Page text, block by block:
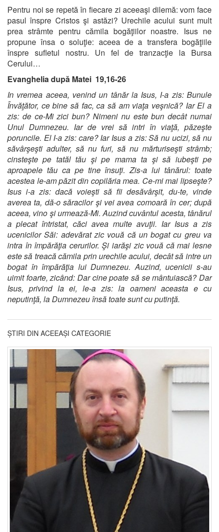
Pentru noi se repetă în fiecare zi aceeaşi dilemă: vom face
pasul înspre Cristos şi astăzi? Urechile acului sunt mult
prea strâmte pentru cămila bogăţiilor noastre. Isus ne
propune însa o soluţie: aceea de a transfera bogăţiile
înspre sufletul nostru. Un fel de tranzacţie la Bursa
Cerului…
Evanghelia după Matei 19,16-26
In vremea aceea, venind un tânăr la Isus, I-a zis: Bunule
Învăţător, ce bine să fac, ca să am viaţa veşnică? Iar El a
zis: de ce-Mi zici bun? Nimeni nu este bun decât numai
Unul Dumnezeu. Iar de vrei să intri în viaţă, păzeşte
poruncile. El I-a zis: care? Iar Isus a zis: Să nu ucizi, să nu
săvârşeşti adulter, să nu furi, să nu mărturiseşti strâmb;
cinsteşte pe tatăl tău şi pe mama ta şi să iubeşti pe
aproapele tău ca pe tine însuţi. Zis-a lui tânărul: toate
acestea le-am păzit din copilăria mea. Ce-mi mai lipseşte?
Isus i-a zis: dacă voieşti să fii desăvârşit, du-te, vinde
averea ta, dă-o săracilor şi vei avea comoară în cer; după
aceea, vino şi urmează-Mi. Auzind cuvântul acesta, tânărul
a plecat întristat, căci avea multe avuţii. Iar Isus a zis
ucenicilor Săi: adevărat zic vouă că un bogat cu greu va
intra în împărăţia cerurilor. Şi iarăşi zic vouă că mai lesne
este să treacă cămila prin urechile acului, decât să intre un
bogat în împărăţia lui Dumnezeu. Auzind, ucenicii s-au
uimit foarte, zicând: Dar cine poate să se mântuiască? Dar
Isus, privind la ei, le-a zis: la oameni aceasta e cu
neputinţă, la Dumnezeu însă toate sunt cu putinţă.
ȘTIRI DIN ACEEAȘI CATEGORIE